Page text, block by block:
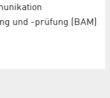
und -prüfung (BAM)